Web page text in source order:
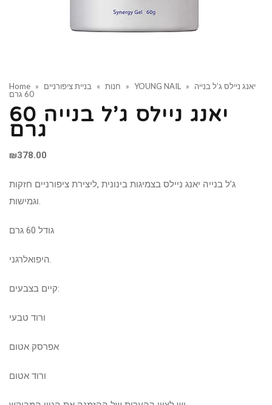
Home » חנות » בניית ציפורניים » YOUNG NAIL »
יאנג ניילס ג’ל בנייה
60 גרם
יאנג ניילס ג’ל בנייה 60
גרם
₪378.00
ג’ל בנייה יאנג ניילס בצמיגות בינונית ,ליצירת ציפורניים חזקות
גודל 60 גרם
קיים בצבעים:
ורוד טבעי
אפרסק אטום
ורוד אטום